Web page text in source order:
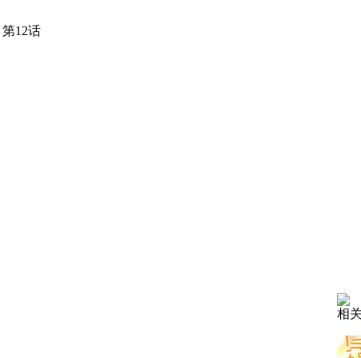
第12话
相